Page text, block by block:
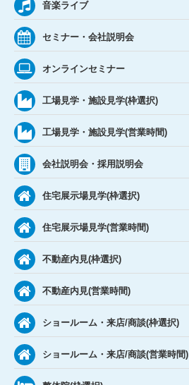
音楽ライブ
セミナー・会社説明会
オンラインセミナー
工場見学・施設見学(枠選択)
工場見学・施設見学(営業時間)
会社説明会・採用説明会
住宅展示場見学(枠選択)
住宅展示場見学(営業時間)
不動産内見(枠選択)
不動産内見(営業時間)
ショールーム・来店/商談(枠選択)
ショールーム・来店/商談(営業時間)